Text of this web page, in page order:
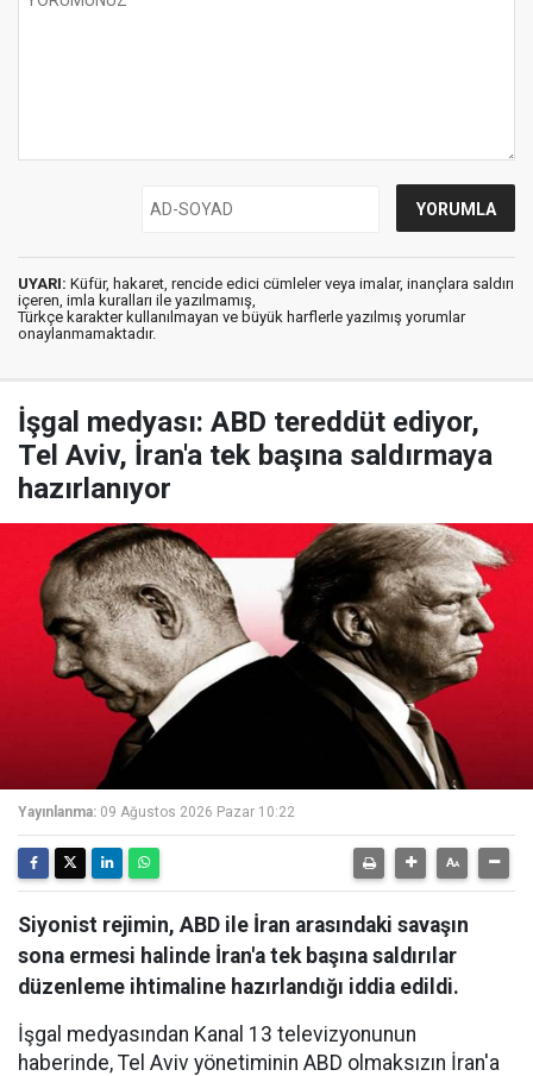
UYARI: Küfür, hakaret, rencide edici cümleler veya imalar, inançlara saldırı
içeren, imla kuralları ile yazılmamış,
Türkçe karakter kullanılmayan ve büyük harflerle yazılmış yorumlar
onaylanmamaktadır.
İşgal medyası: ABD tereddüt ediyor,
Tel Aviv, İran'a tek başına saldırmaya
hazırlanıyor
Yayınlanma: 09 Ağustos 2026 Pazar 10:22
Siyonist rejimin, ABD ile İran arasındaki savaşın
sona ermesi halinde İran'a tek başına saldırılar
düzenleme ihtimaline hazırlandığı iddia edildi.
İşgal medyasından Kanal 13 televizyonunun
haberinde, Tel Aviv yönetiminin ABD olmaksızın İran'a